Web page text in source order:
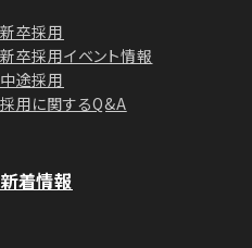
新卒採用
新卒採用イベント情報
中途採用
採用に関するQ&A
新着情報